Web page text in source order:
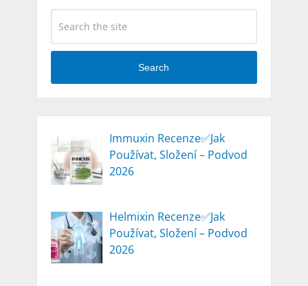
Search
Immuxin Recenze✅Jak
Používat, Složení – Podvod
2026
Helmixin Recenze✅Jak
Používat, Složení – Podvod
2026